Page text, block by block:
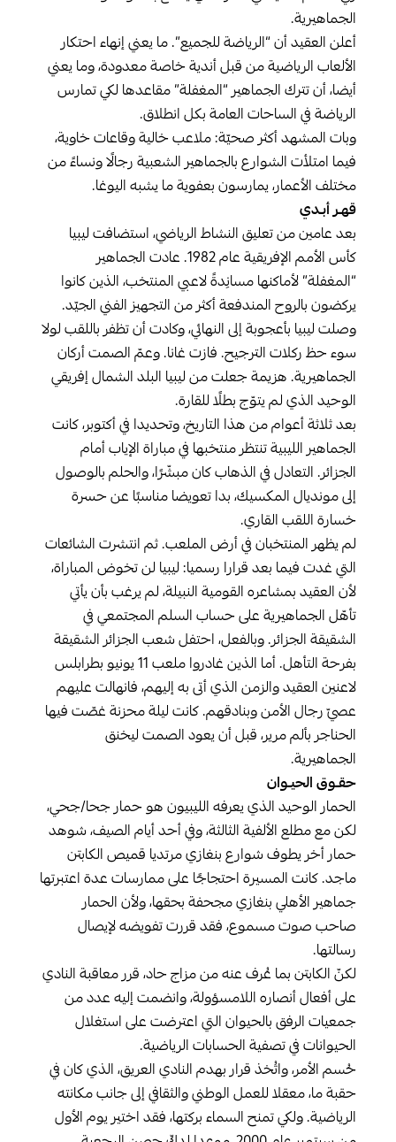
الجماهيرية.
أعلن العقيد أن “الرياضة للجميع”. ما يعني إنهاء احتكار
الألعاب الرياضية من قبل أندية خاصة معدودة، وما يعني
أيضا، أن تترك الجماهير “المغفلة” مقاعدها لكي تمارس
الرياضة في الساحات العامة بكل انطلاق.
وبات المشهد أكثر صحيّة: ملاعب خالية وقاعات خاوية،
فيما امتلأت الشوارع بالجماهير الشعبية رجالًا ونساءً من
مختلف الأعمار، يمارسون بعفوية ما يشبه اليوغا.
قهـر أبـدي
بعد عامين من تعليق النشاط الرياضي، استضافت ليبيا
كأس الأمم الإفريقية عام 1982. عادت الجماهير
“المغفلة” لأماكنها مسانِدةً لاعبي المنتخب، الذين كانوا
يركضون بالروح المندفعة أكثر من التجهيز الفني الجيّد.
وصلت ليبيا بأعجوبة إلى النهائي، وكادت أن تظفر باللقب لولا
سوء حظ ركلات الترجيح. فازت غانا. وعمّ الصمت أركان
الجماهيرية. هزيمة جعلت من ليبيا البلد الشمال إفريقي
الوحيد الذي لم يتوّج بطلًا للقارة.
بعد ثلاثة أعوام من هذا التاريخ، وتحديدا في أكتوبر، كانت
الجماهير الليبية تنتظر منتخبها في مباراة الإياب أمام
الجزائر. التعادل في الذهاب كان مبشّرًا، والحلم بالوصول
إلى مونديال المكسيك، بدا تعويضا مناسبًا عن حسرة
خسارة اللقب القاري.
لم يظهر المنتخبان في أرض الملعب. ثم انتشرت الشائعات
التي غدت فيما بعد قرارا رسميا: ليبيا لن تخوض المباراة،
لأن العقيد بمشاعره القومية النبيلة، لم يرغب بأن يأتي
تأهّل الجماهيرية على حساب السلم المجتمعي في
الشقيقة الجزائر. وبالفعل، احتفل شعب الجزائر الشقيقة
بفرحة التأهل. أما الذين غادروا ملعب 11 يونيو بطرابلس
لاعنين العقيد والزمن الذي أتى به إليهم، فانهالت عليهم
عصيّ رجال الأمن وبنادقهم. كانت ليلة محزنة غصّت فيها
الحناجر بألم مرير، قبل أن يعود الصمت ليخنق
الجماهيرية.
حقـوق الحيـوان
الحمار الوحيد الذي يعرفه الليبيون هو حمار جحا/جحي،
لكن مع مطلع الألفية الثالثة، وفي أحد أيام الصيف، شوهد
حمار أخر يطوف شوارع بنغازي مرتديا قميص الكابتن
ماجد. كانت المسيرة احتجاجًا على ممارسات عدة اعتبرتها
جماهير الأهلي بنغازي مجحفة بحقها، ولأن الحمار
صاحب صوت مسموع، فقد قررت تفويضه لإيصال
رسالتها.
لكنّ الكابتن بما عُرف عنه من مزاج حاد، قرر معاقبة النادي
على أفعال أنصاره اللامسؤولة، وانضمت إليه عدد من
جمعيات الرفق بالحيوان التي اعترضت على استغلال
الحيوانات في تصفية الحسابات الرياضية.
حُسم الأمر، واتُخذ قرار بهدم النادي العريق، الذي كان في
حقبة ما، معقلا للعمل الوطني والثقافي إلى جانب مكانته
الرياضية. ولكي تمنح السماء بركتها، فقد اختير يوم الأول